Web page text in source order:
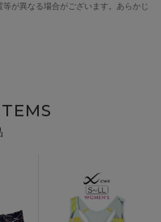
が異なる場合がございます。あらかじ